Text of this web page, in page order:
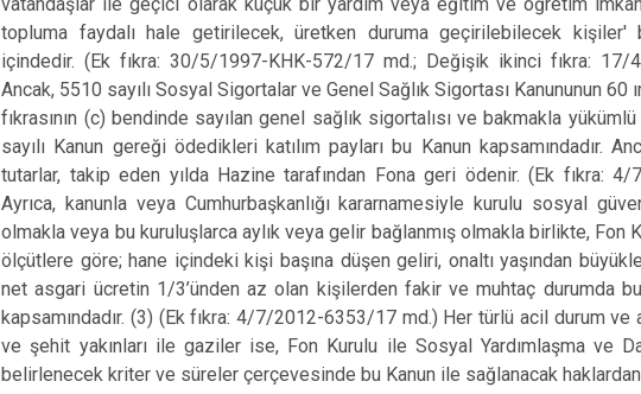
topluma faydalı hale getirilecek, üretken duruma geçirilebilecek kişiler'
içindedir. (Ek fıkra: 30/5/1997-KHK-572/17 md.; Değişik ikinci fıkra: 17/
Ancak, 5510 sayılı Sosyal Sigortalar ve Genel Sağlık Sigortası Kanununun 60
fıkrasının (c) bendinde sayılan genel sağlık sigortalısı ve bakmakla
sayılı Kanun gereği ödedikleri katılım payları bu Kanun kapsamındadır.
tutarlar, takip eden yılda Hazine tarafından Fona geri ödenir. (Ek fıkra:
Ayrıca, kanunla veya Cumhurbaşkanlığı kararnamesiyle kurulu sosyal
olmakla veya bu kuruluşlarca aylık veya gelir bağlanmış olmakla birlikte, Fon
ölçütlere göre; hane içindeki kişi başına düşen geliri, onaltı yaşından
net asgari ücretin 1/3’ünden az olan kişilerden fakir ve muhtaç durumda
kapsamındadır. (3) (Ek fıkra: 4/7/2012-6353/17 md.) Her türlü acil durum
ve şehit yakınları ile gaziler ise, Fon Kurulu ile Sosyal Yardımlaşma ve
belirlenecek kriter ve süreler çerçevesinde bu Kanun ile sağlanacak haklardan